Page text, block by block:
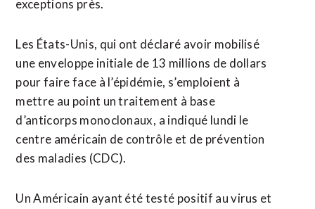
exceptions près.
Les États-Unis, qui ont déclaré avoir mobilisé
une enveloppe initiale de 13 millions de dollars
pour faire face à l’épidémie, s’emploient à
mettre au point un traitement à base
d’anticorps monoclonaux, ⁠a indiqué lundi le
centre américain de contrôle et de prévention
des maladies (CDC).
Un Américain ayant été testé positif au virus et